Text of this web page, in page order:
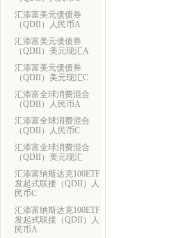
汇添富美元债债券
（QDII）人民币A
汇添富美元债债券
（QDII）美元现汇A
汇添富美元债债券
（QDII）美元现汇C
汇添富全球消费混合
（QDII）人民币A
汇添富全球消费混合
（QDII）人民币C
汇添富全球消费混合
（QDII）美元现汇
汇添富纳斯达克100ETF
发起式联接（QDII）人
民币C
汇添富纳斯达克100ETF
发起式联接（QDII）人
民币A